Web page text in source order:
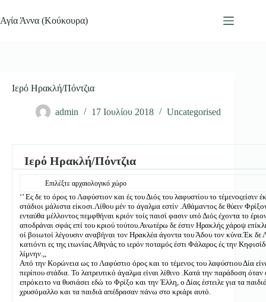
στο
περιεχόμενο
Αγία Άννα (Κούκουρα)
Ιερό Ηρακλή/Πόντζια
admin 17 Ιουλίου 2018 Uncategorised
Ιερό Ηρακλή/Πόντζια
Επιλέξτε αρχαιολογικό χώρο
‘’ Ες δε το όρος το Λαφύστιον και ές του Διός του λαφυστίου το τέμενοςείσιν
στάδιοι μάλιστα είκοσι.Λίθου μέν το άγαλμα εστίν .Αθάμαντος δε θύειν
ενταύθα μέλλοντος πεμφθήναι κριόν τοίς παισί φασιν υπό Διός έχοντα το
αποδράναι σφάς επί του κριού τούτου.Ανωτέρω δε έστιν Ηρακλής χάροψ
οί βοιωτοί λέγουσιν αναβήναι τον Ηρακλέα άγοντα του Άδου τον κύνα.Έκ δε
κατιόντι ες της ιτωνίας Αθηνάς το ιερόν ποταμός έστι Φάλαρος ές την
λίμνην.,,
Από την Κορώνεια ως το Λαφύστιο όρος και το τέμενος του λαφύστιου Δία
περίπου στάδια. Το λατρευτικό άγαλμα είναι λίθινο .Κατά την παράδοση
επρόκειτο να θυσιάσει εδώ το Φρίξο και την Έλλη, ο Δίας έστειλε για τα
χρυσόμαλλο και τα παιδιά απέδρασαν πάνω στο κριάρι αυτό.